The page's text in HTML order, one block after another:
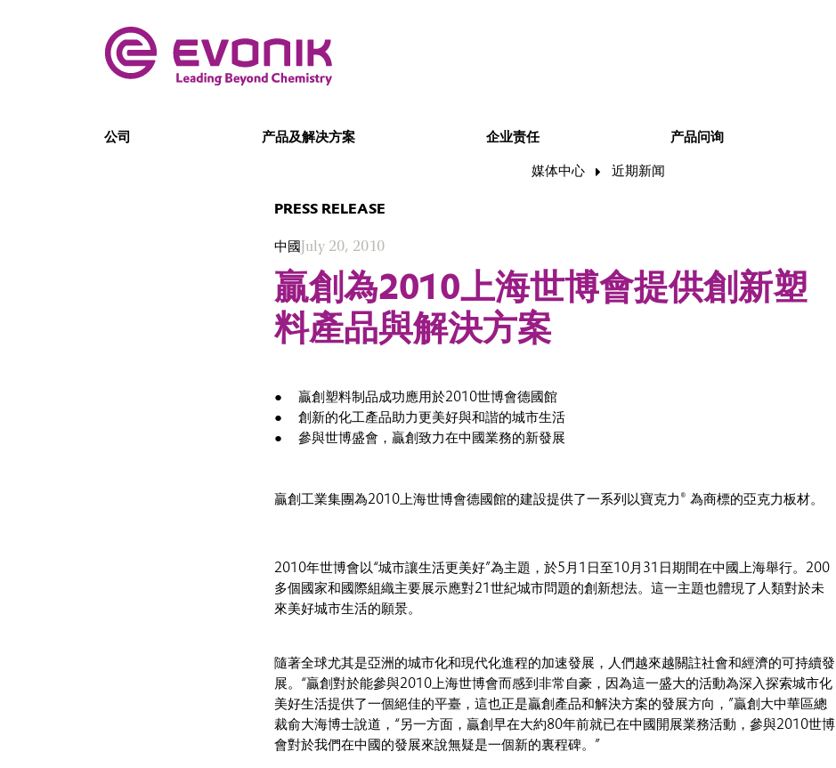
公司 产品及解决方案 企业责任 产品问询
媒体中心 近期新闻
PRESS RELEASE
中國July 20, 2010
贏創為2010上海世博會提供創新塑
料產品與解決方案
贏創塑料制品成功應用於2010世博會德國館
創新的化工產品助力更美好與和諧的城市生活
參與世博盛會，贏創致力在中國業務的新發展
贏創工業集團為2010上海世博會德國館的建設提供了一系列以寶克力® 為商標的亞克力板材。
2010年世博會以“城市讓生活更美好”為主題，於5月1日至10月31日期間在中國上海舉行。200
多個國家和國際組織主要展示應對21世紀城市問題的創新想法。這一主題也體現了人類對於未
來美好城市生活的願景。
隨著全球尤其是亞洲的城市化和現代化進程的加速發展，人們越來越關註社會和經濟的可持續發
展。“贏創對於能參與2010上海世博會而感到非常自豪，因為這一盛大的活動為深入探索城市化
美好生活提供了一個絕佳的平臺，這也正是贏創產品和解決方案的發展方向，”贏創大中華區總
裁俞大海博士說道，“另一方面，贏創早在大約80年前就已在中國開展業務活動，參與2010世博
會對於我們在中國的發展來說無疑是一個新的裏程碑。”